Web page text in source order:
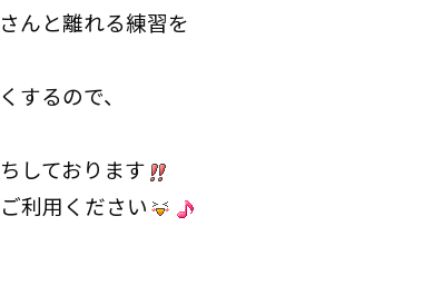
んと離れる練習を
するので、
しております
利用ください